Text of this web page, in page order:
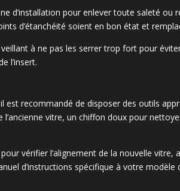
d’installation pour enlever toute saleté ou
d’étanchéité soient en bon état et
à ne pas les serrer trop fort pour
l’insert.
est recommandé de disposer des outils
vitre, un chiffon doux pour
vérifier l’alignement de la nouvelle vitre,
d’instructions spécifique à votre modèle